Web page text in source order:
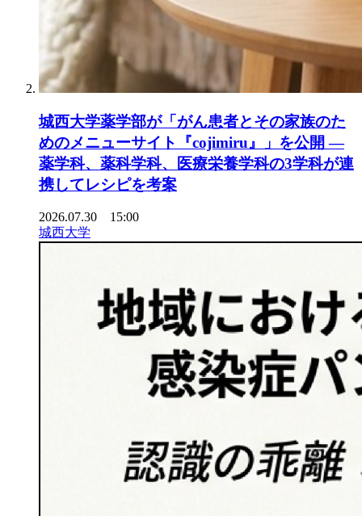
城西大学薬学部が「がん患者とその家族のた
めのメニューサイト『cojimiru』」を公開 ―
薬学科、薬科学科、医療栄養学科の3学科が連
携してレシピを考案
2026.07.30 15:00
城西大学